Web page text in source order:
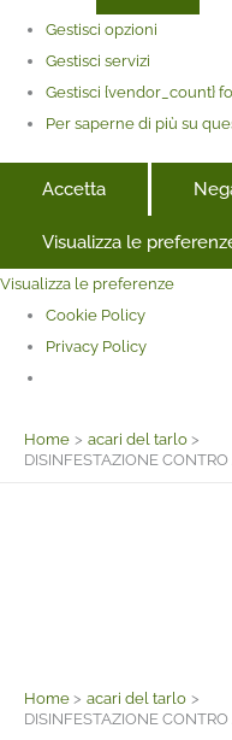
Gestisci opzioni
Gestisci servizi
Gestisci {vendor_count}
Per saperne di più su
Accetta
Visualizza le
Visualizza le preferenze
Cookie Policy
Privacy Policy
Home
acari del tarlo
DISINFESTAZIONE
Home
acari del tarlo
DISINFESTAZIONE